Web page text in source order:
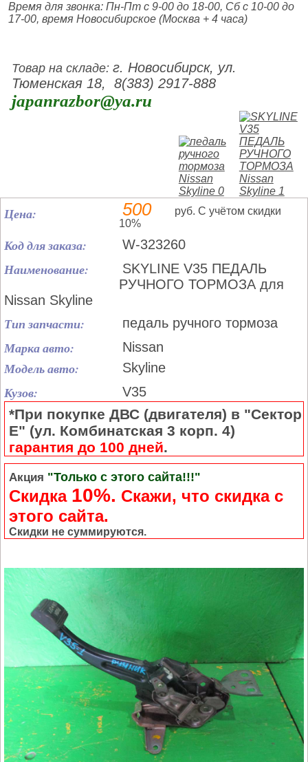
Время для звонка: Пн-Пт с 9-00 до 18-00, Сб с 10-00 до
17-00, время Новосибирское (Москва + 4 часа)
Товар на складе:г. Новосибирск, ул.
Тюменская 18, 8(383) 2917-888
japanrazbor@ya.ru
Цена: 500
руб. С учётом скидки
10%
Код для заказа: W-323260
Наименование:
SKYLINE V35 ПЕДАЛЬ
РУЧНОГО ТОРМОЗА для
Nissan Skyline
Тип запчасти: педаль ручного тормоза
Марка авто: Nissan
Модель авто: Skyline
Кузов: V35
*При покупке ДВС (двигателя) в "Сектор
Е" (ул. Комбинатская 3 корп. 4)
гарантия до 100 дней.
Акция "Только с этого сайта!!!"
Скидка 10%. Cкажи, что скидка с
этого сайта.
Скидки не суммируются.